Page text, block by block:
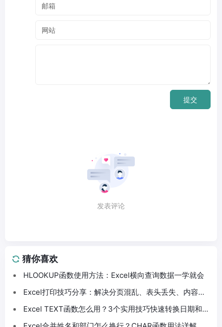
提交
发表评论
猜你喜欢
HLOOKUP函数使用方法：Excel横向查询数据一学就会
Excel打印技巧分享：解决分页混乱、表头丢失、内容截
Excel TEXT函数怎么用？3个实用技巧快速转换日期和数